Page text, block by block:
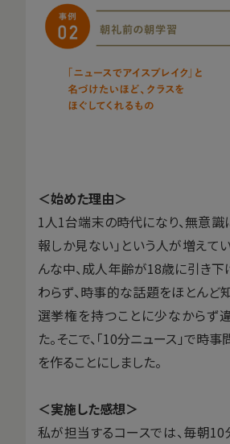
＜始めた理由＞
1人1台端末の時代になり、無意識
報しか見ない」という人が増えて
んな中、成人年齢が18歳に引き下
わらず、時事的な話題をほとんど
選挙権を持つことに少なからず
た。そこで、「10分ニュース」で時
を作ることにしました。
＜実施した感想＞
私が担当するコースでは、毎朝10